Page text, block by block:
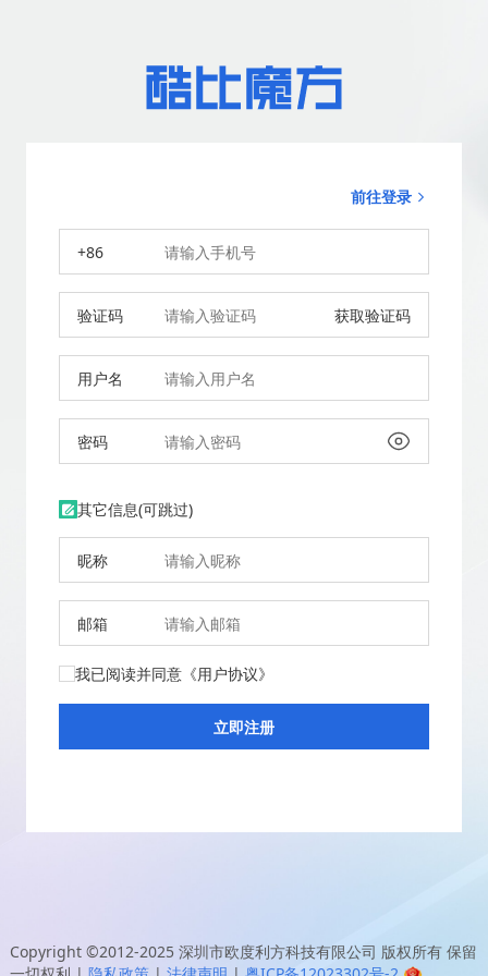
前往登录
+86
验证码 获取验证码
用户名
密码
其它信息(可跳过)
昵称
邮箱
我已阅读并同意 《用户协议》
Copyright ©2012-2025 深圳市欧度利方科技有限公司 版权所有 保留